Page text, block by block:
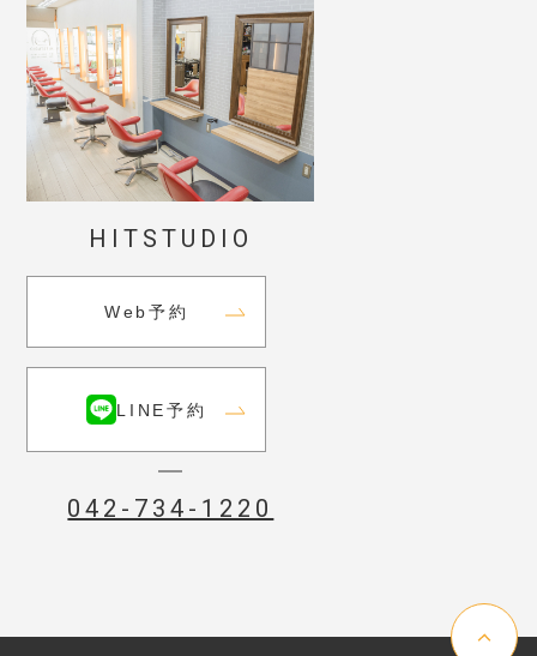
HITSTUDIO
Web予約
LINE予約
042-734-1220